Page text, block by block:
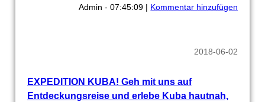
Admin - 07:45:09 | Kommentar hinzufügen
2018-06-02
EXPEDITION KUBA! Geh mit uns auf
Entdeckungsreise und erlebe Kuba hautnah,